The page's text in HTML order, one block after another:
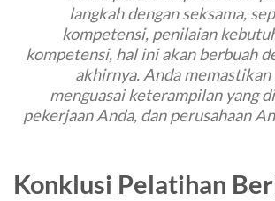
langkah dengan seksama,
kompetensi, penilaian
kompetensi, hal ini akan berbuah
akhirnya. Anda
menguasai keterampilan yang
pekerjaan Anda, dan perusahaan
Konklusi Pelatihan